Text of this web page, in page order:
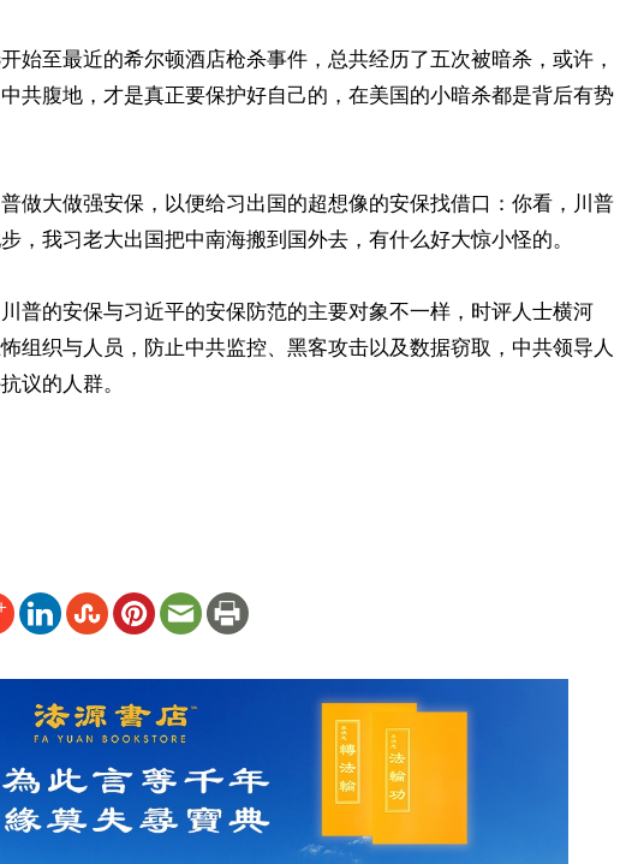
始至最近的希尔顿酒店枪杀事件，总共经历了五次被暗杀，或许，
共腹地，才是真正要保护好自己的，在美国的小暗杀都是背后有势
做大做强安保，以便给习出国的超想像的安保找借口：你看，川普
，我习老大出国把中南海搬到国外去，有什么好大惊小怪的。
普的安保与习近平的安保防范的主要对象不一样，时评人士横河
组织与人员，防止中共监控、黑客攻击以及数据窃取，中共领导人
议的人群。